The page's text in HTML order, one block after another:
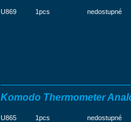
U869 1pcs nedostupné
Komodo Thermometer
U865 1pcs nedostupné